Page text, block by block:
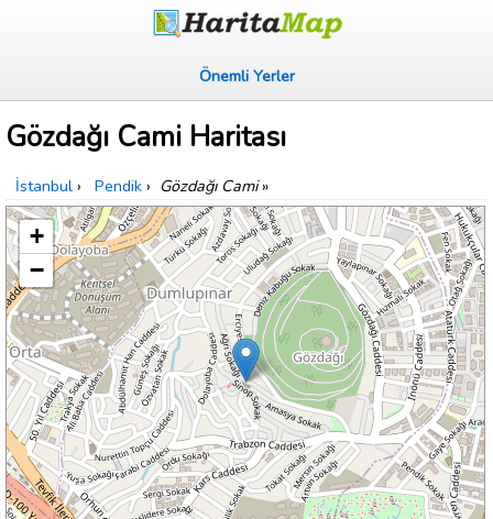
Önemli Yerler
Gözdağı Cami Haritası
İstanbul › Pendik › Gözdağı Cami»
+
−